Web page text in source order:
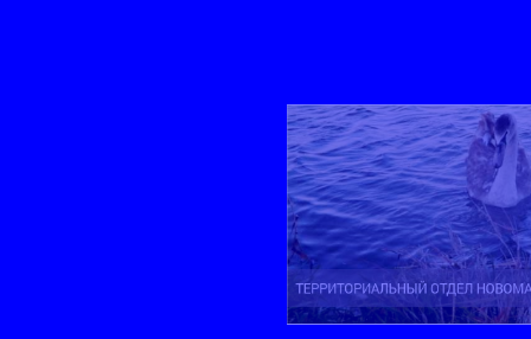
ТЕРРИТОРИАЛЬНЫЙ ОТДЕЛ